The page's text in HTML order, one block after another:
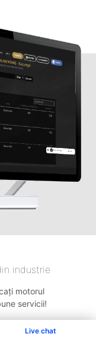
Live chat
industrie
motorul
servicii!